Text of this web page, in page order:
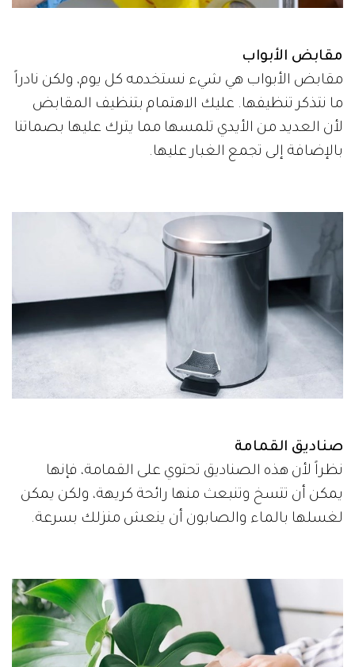
مقابض الأبواب
مقابض الأبواب هي شيء نستخدمه كل يوم، ولكن نادراً
ما نتذكر تنظيفها. عليك الاهتمام بتنظيف المقابض
لأن العديد من الأيدي تلمسها مما يترك عليها بصماتنا
بالإضافة إلى تجمع الغبار عليها.
صناديق القمامة
نظراً لأن هذه الصناديق تحتوي على القمامة، فإنها
يمكن أن تتسخ وتنبعث منها رائحة كريهة، ولكن يمكن
لغسلها بالماء والصابون أن ينعش منزلك بسرعة.